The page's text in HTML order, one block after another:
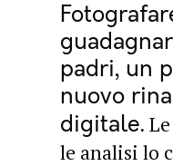
padri, un
nuovo
digitale
le analisi lo